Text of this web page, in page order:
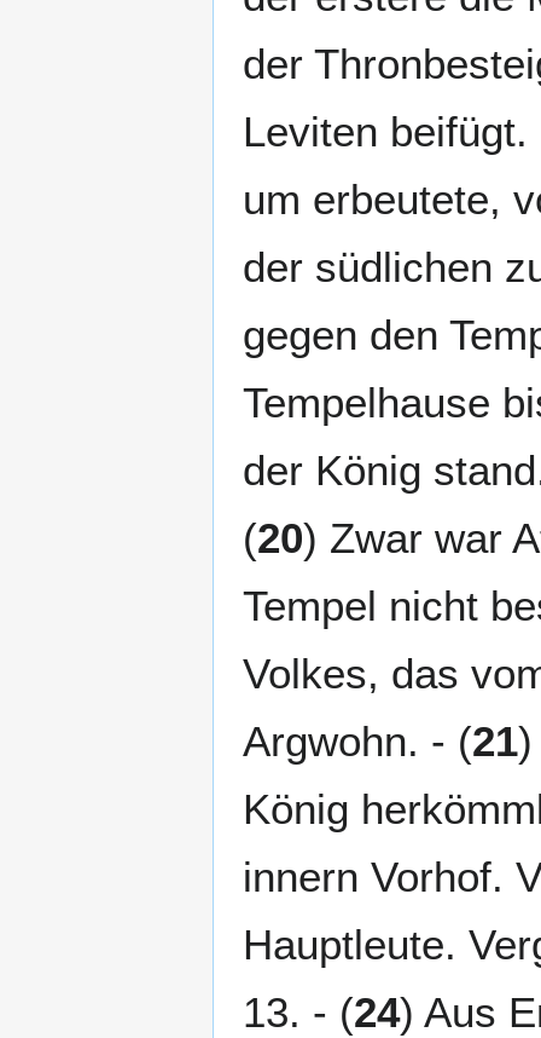
der
Leviten beifügt.
um erbeutete,
der südlichen
gegen den
Tempelhause
der König
(20) Zwar war
Tempel nicht
Volkes, das
Argwohn. - (21)
König
innern Vorhof.
Hauptleute.
13. - (24) Aus